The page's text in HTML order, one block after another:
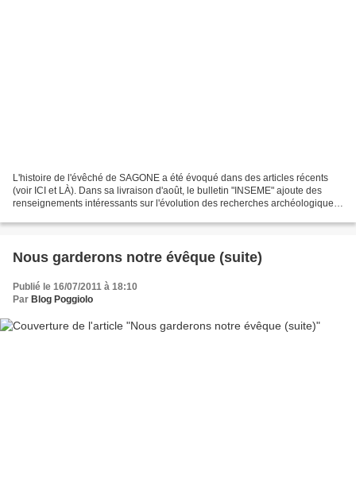
L'histoire de l'évêché de SAGONE a été évoqué dans des articles récents
(voir ICI et LÀ). Dans sa livraison d'août, le bulletin "INSEME" ajoute des
renseignements intéressants sur l'évolution des recherches archéologiques
Nous garderons notre évêque (suite)
Publié le 16/07/2011 à 18:10
Par Blog Poggiolo